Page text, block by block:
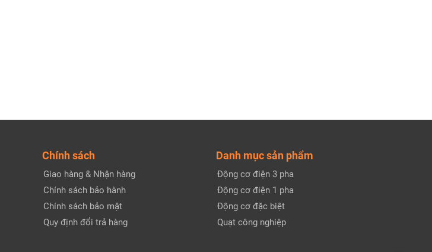
Chính sách
Giao hàng & Nhận hàng
Chính sách bảo hành
Chính sách bảo mật
Quy định đổi trả hàng
Danh mục sản phẩm
Động cơ điện 3 pha
Động cơ điện 1 pha
Động cơ đặc biệt
Quạt công nghiệp